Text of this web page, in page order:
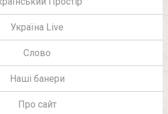
Україна Live
Слово
Наші банери
Про сайт